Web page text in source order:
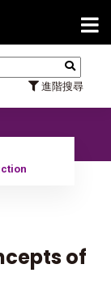
進階搜尋
【
of